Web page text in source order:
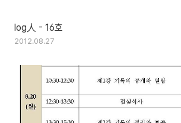
log人 - 16호
2012.08.27